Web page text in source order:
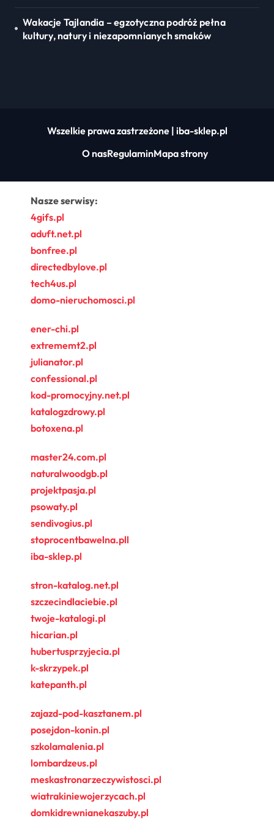
Wakacje Tajlandia – egzotyczna podróż pełna
kultury, natury i niezapomnianych smaków
Wszelkie prawa zastrzeżone | iba-sklep.pl
O nasRegulaminMapa strony
Nasze serwisy:
4gifs.pl
aduft.net.pl
bonfree.pl
directedbylove.pl
tech4us.pl
domo-nieruchomosci.pl
ener-chi.pl
extrememt2.pl
julianator.pl
confessional.pl
kod-promocyjny.net.pl
katalogzdrowy.pl
botoxena.pl
master24.com.pl
naturalwoodgb.pl
projektpasja.pl
psowaty.pl
sendivogius.pl
stoprocentbawelna.pll
iba-sklep.pl
stron-katalog.net.pl
szczecindlaciebie.pl
twoje-katalogi.pl
hicarian.pl
hubertusprzyjecia.pl
k-skrzypek.pl
katepanth.pl
zajazd-pod-kasztanem.pl
posejdon-konin.pl
szkolamalenia.pl
lombardzeus.pl
meskastronarzeczywistosci.pl
wiatrakiniewojerzycach.pl
domkidrewnianekaszuby.pl